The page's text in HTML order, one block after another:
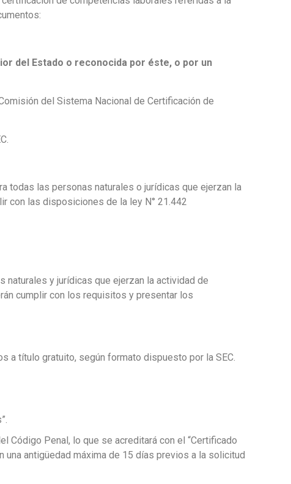
del Estado o reconocida por éste, o por un
del Sistema Nacional de Certificación de
todas las personas naturales o jurídicas que ejerzan la
con las disposiciones de la ley N° 21.442
naturales y jurídicas que ejerzan la actividad de
cumplir con los requisitos y presentar los
a título gratuito, según formato dispuesto por la SEC.
Penal, lo que se acreditará con el “Certificado
una antigüedad máxima de 15 días previos a la solicitud